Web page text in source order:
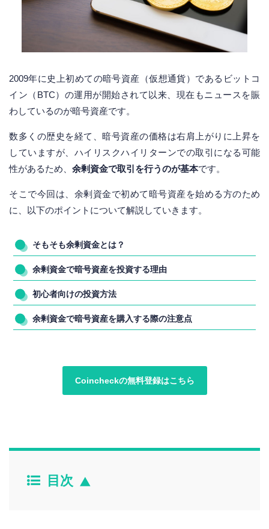
2009年に史上初めての暗号資産（仮想通貨）であるビットコ
イン（BTC）の運用が開始されて以来、現在もニュースを賑
わしているのが暗号資産です。
数多くの歴史を経て、暗号資産の価格は右肩上がりに上昇を
していますが、ハイリスクハイリターンでの取引になる可能
性があるため、 余剰資金で取引を行うのが基本です。
そこで今回は、余剰資金で初めて暗号資産を始める方のため
に、以下のポイントについて解説していきます。
そもそも余剰資金とは？
余剰資金で暗号資産を投資する理由
初心者向けの投資方法
余剰資金で暗号資産を購入する際の注意点
Coincheckの無料登録はこちら
目次